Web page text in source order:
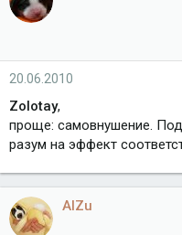
20.06.2010
Zolotay,
проще: самовнушение.
разум на эффект
AlZu